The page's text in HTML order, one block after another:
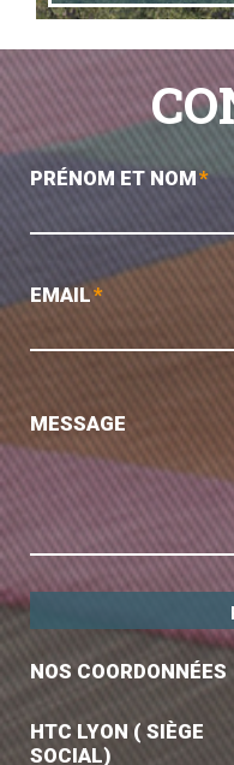
PRÉNOM ET NOM*
EMAIL*
MESSAGE
NOS COORDONNÉES
HTC LYON ( SIÈGE
SOCIAL)